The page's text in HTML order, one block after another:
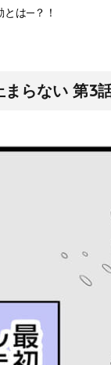
は─？！
まらない 第3